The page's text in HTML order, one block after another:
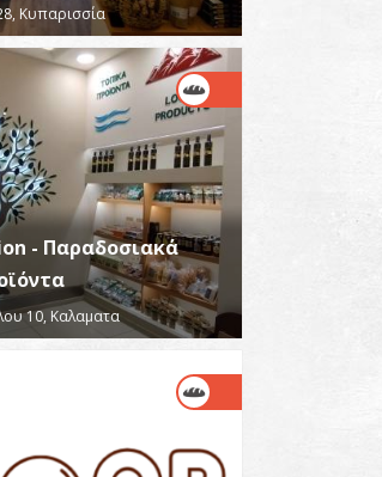
Κυπαρισσία
- Παραδοσιακά
10, Καλαματα